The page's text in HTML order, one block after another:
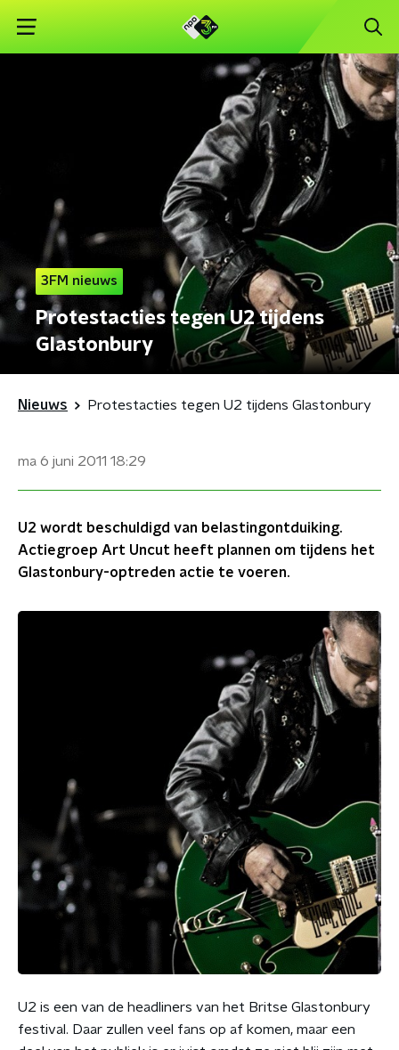
3FM nieuws
Protestacties tegen U2 tijdens
Glastonbury
Nieuws Protestacties tegen U2 tijdens Glastonbury
ma 6 juni 2011 18:29
U2 wordt beschuldigd van belastingontduiking.
Actiegroep Art Uncut heeft plannen om tijdens het
Glastonbury-optreden actie te voeren.
U2 is een van de headliners van het Britse Glastonbury
festival. Daar zullen veel fans op af komen, maar een